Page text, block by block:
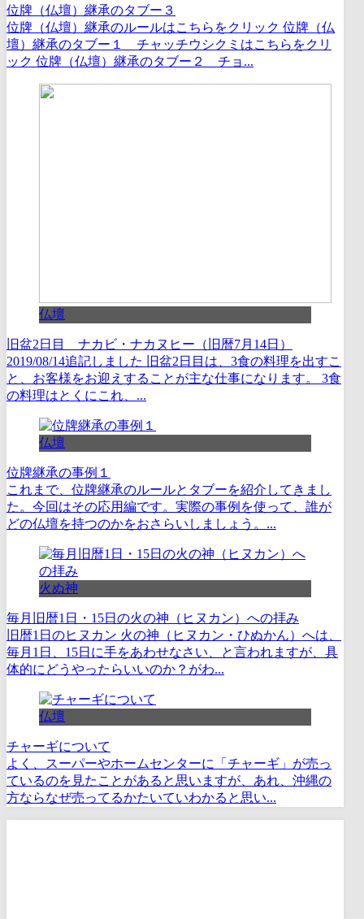
位牌（仏壇）継承のタブー３
位牌（仏壇）継承のルールはこちらをクリック 位牌（仏
壇）継承のタブー１ チャッチウシクミはこちらをクリ
ック 位牌（仏壇）継承のタブー２ チョ...
仏壇
旧盆2日目 ナカビ・ナカヌヒー（旧暦7月14日）
2019/08/14追記しました 旧盆2日目は、3食の料理を出すこ
と、お客様をお迎えすることが主な仕事になります。 3食
の料理はとくにこれ、...
仏壇
位牌継承の事例１
これまで、位牌継承のルールとタブーを紹介してきまし
た。今回はその応用編です。実際の事例を使って、誰が
どの仏壇を持つのかをおさらいしましょう。...
火ぬ神
毎月旧暦1日・15日の火の神（ヒヌカン）への拝み
旧暦1日のヒヌカン 火の神（ヒヌカン・ひぬかん）へは、
毎月1日、15日に手をあわせなさい、と言われますが、具
体的にどうやったらいいのか？がわ...
仏壇
チャーギについて
よく、スーパーやホームセンターに「チャーギ」が売っ
ているのを見たことがあると思いますが、あれ、沖縄の
方ならなぜ売ってるかたいていわかると思い...